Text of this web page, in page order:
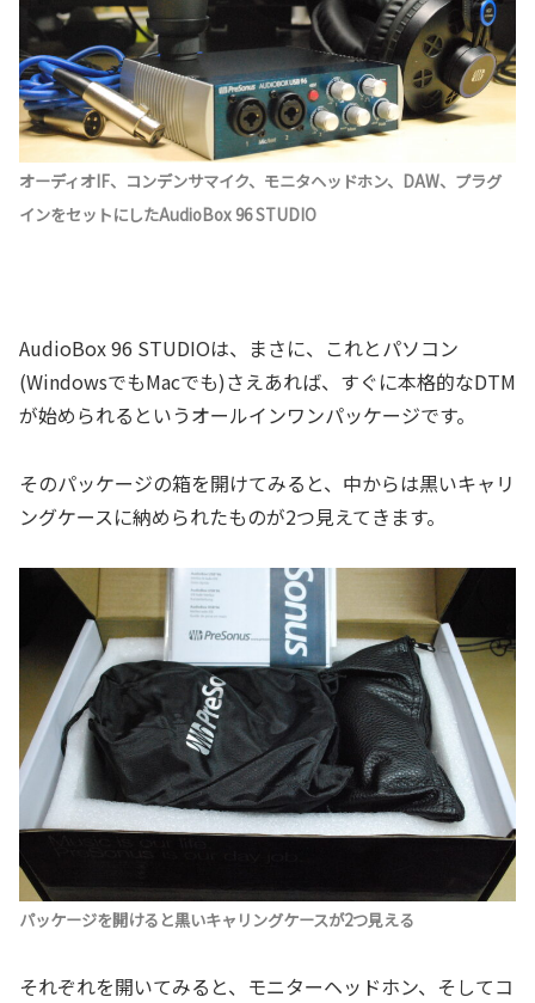
オーディオIF、コンデンサマイク、モニタヘッドホン、DAW、プラグ
インをセットにしたAudioBox 96 STUDIO
AudioBox 96 STUDIOは、まさに、これとパソコン
(WindowsでもMacでも)さえあれば、すぐに本格的なDTM
が始められるというオールインワンパッケージです。
そのパッケージの箱を開けてみると、中からは黒いキャリ
ングケースに納められたものが2つ見えてきます。
パッケージを開けると黒いキャリングケースが2つ見える
それぞれを開いてみると、モニターヘッドホン、そしてコ